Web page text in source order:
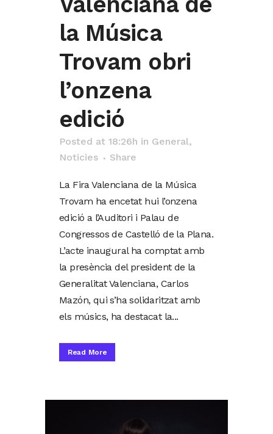
la Música
Trovam obri
l’onzena
edició
Posted at 18:26h in General,
Noticies
Share
La Fira Valenciana de la Música
Trovam ha encetat hui l’onzena
edició a l’Auditori i Palau de
Congressos de Castelló de la Plana.
L’acte inaugural ha comptat amb
la presència del president de la
Generalitat Valenciana, Carlos
Mazón, qui s’ha solidaritzat amb
els músics, ha destacat la...
Read More